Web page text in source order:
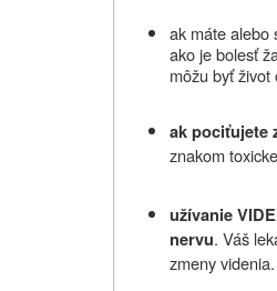
ak máte alebo
ako je bolesť
môžu byť život
ak pociťujete
znakom
užívanie
nervu. Váš
zmeny videnia.